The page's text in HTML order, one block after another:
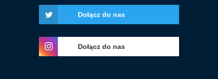
Dołącz do nas
Dołącz do nas